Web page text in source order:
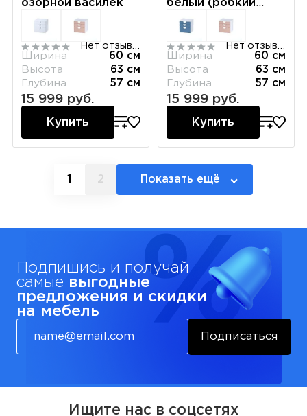
озорной василек
Нет отзывов
Ширина
60 см
Высота
63 см
Глубина
57 см
15 999 руб.
Купить
белый (робкий
Нет отзывов
Ширина
60 см
Высота
63 см
Глубина
57 см
15 999 руб.
Купить
1 2 Показать ещё
Подпишись и получай
самые выгодные
предложения и скидки
на мебель
Подписаться
Ищите нас в соцсетях